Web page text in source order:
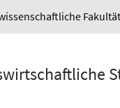
Fakultät